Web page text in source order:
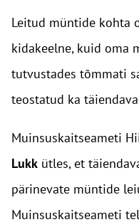
Leitud müntide kohta
kidakeelne, kuid oma
tutvustades tõmmati
teostatud ka
Muinsuskaitseameti
Lukk ütles, et
pärinevate müntide
Muinsuskaitseameti